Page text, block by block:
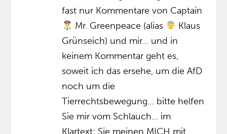
fast nur Kommentare von Captain
Mr. Greenpeace (alias
Klaus
Grünseich) und mir… und in
keinem Kommentar geht es,
soweit ich das ersehe, um die AfD
noch um die
Tierrechtsbewegung… bitte helfen
Sie mir vom Schlauch… im
Klartext: Sie meinen MICH mit